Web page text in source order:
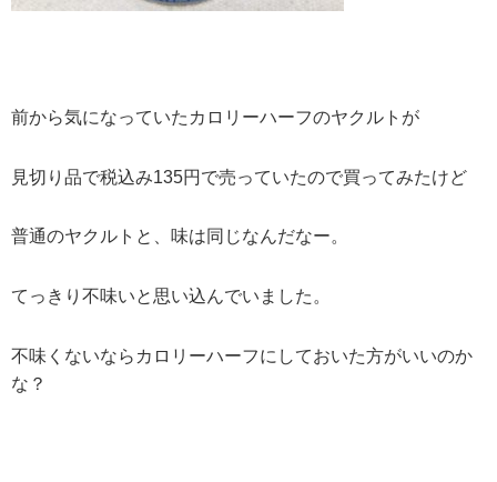
前から気になっていたカロリーハーフのヤクルトが
見切り品で税込み135円で売っていたので買ってみたけど
普通のヤクルトと、味は同じなんだなー。
てっきり不味いと思い込んでいました。
不味くないならカロリーハーフにしておいた方がいいのか
な？